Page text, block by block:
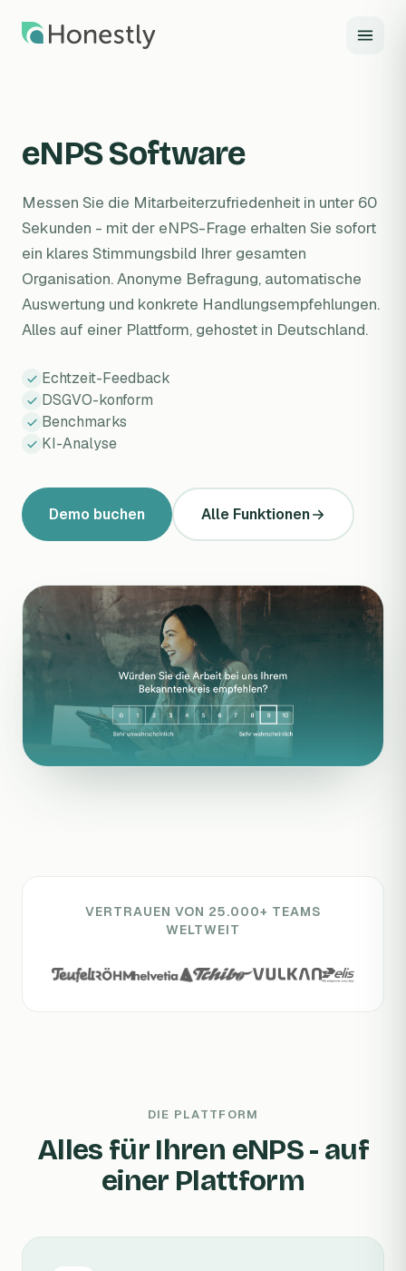
eNPS Software
Messen Sie die Mitarbeiterzufriedenheit in unter 60
Sekunden - mit der eNPS-Frage erhalten Sie sofort
ein klares Stimmungsbild Ihrer gesamten
Organisation. Anonyme Befragung, automatische
Auswertung und konkrete Handlungsempfehlungen.
Alles auf einer Plattform, gehostet in Deutschland.
Echtzeit-Feedback
DSGVO-konform
Benchmarks
KI-Analyse
Demo buchen Alle Funktionen
VERTRAUEN VON 25.000+ TEAMS
WELTWEIT
DIE PLATTFORM
Alles für Ihren eNPS - auf
einer Plattform